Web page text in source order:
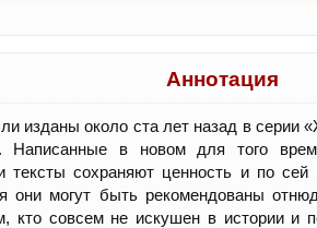
Аннотация
изданы около ста лет назад в
Написанные в новом для того
тексты сохраняют ценность и по
они могут быть рекомендованы
кто совсем не искушен в истории и